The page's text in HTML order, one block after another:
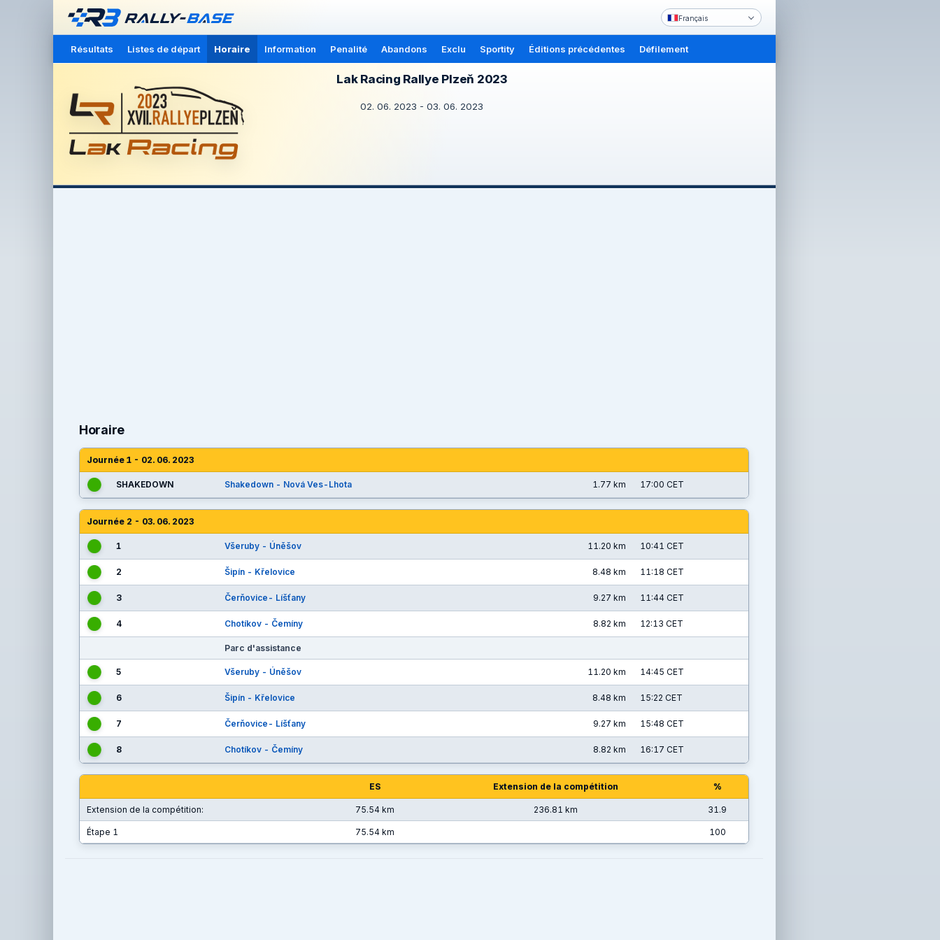
Français
Résultats Listes de départ Horaire Information Penalité Abandons Exclu Sportity Éditions précédentes Défilement
Lak Racing Rallye Plzeň 2023
02. 06. 2023 - 03. 06. 2023
Horaire
Journée 1 - 02. 06. 2023
SHAKEDOWN Shakedown - Nová Ves-Lhota 1.77 km 17:00 CET
Journée 2 - 03. 06. 2023
1 Všeruby - Úněšov 11.20 km 10:41 CET
2 Šipín - Křelovice 8.48 km 11:18 CET
3 Čerňovice- Líšťany 9.27 km 11:44 CET
4 Chotíkov - Čemíny 8.82 km 12:13 CET
Parc d'assistance
5 Všeruby - Úněšov 11.20 km 14:45 CET
6 Šipín - Křelovice 8.48 km 15:22 CET
7 Čerňovice- Líšťany 9.27 km 15:48 CET
8 Chotíkov - Čemíny 8.82 km 16:17 CET
ES Extension de la compétition %
Extension de la compétition: 75.54 km 236.81 km 31.9
Étape 1 75.54 km 100